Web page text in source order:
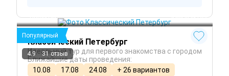
Петергоф
Популярный
4.9 31 отзыв
Круглый год
Классический Петербург
Идеальный тур для первого знакомства с городом
Ближайшие даты проведения:
10.08
17.08 24.08
+ 26 вариантов